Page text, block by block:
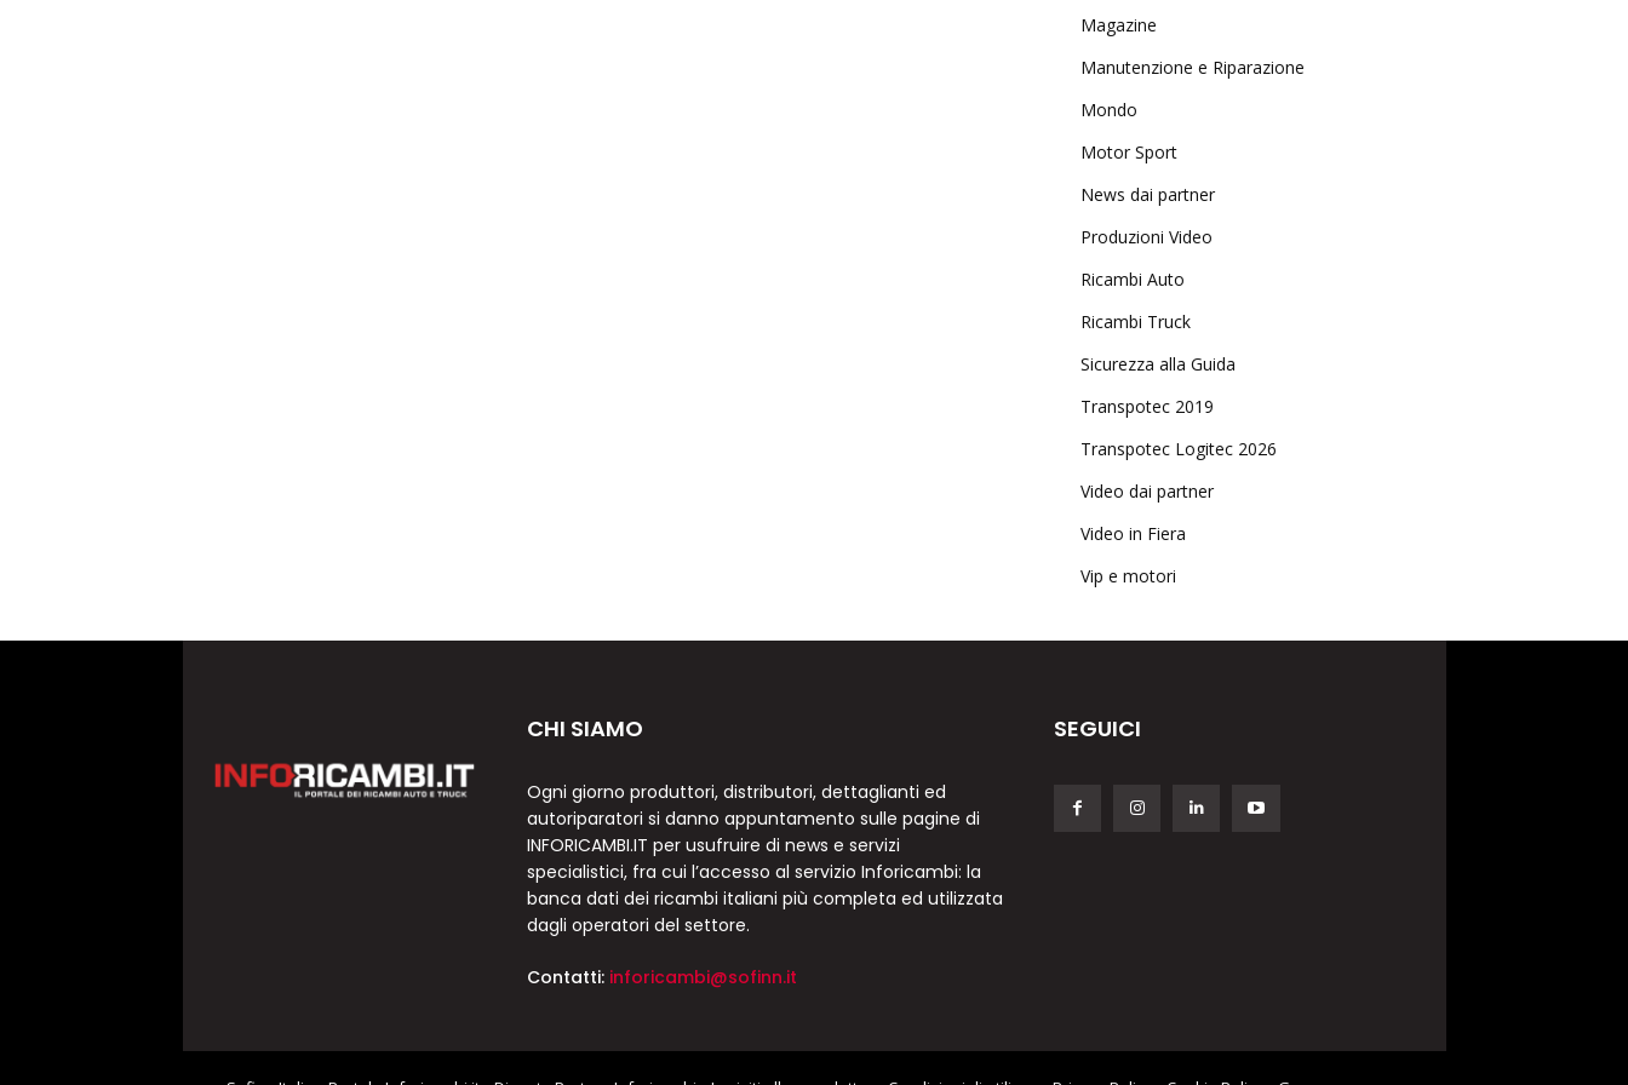
Magazine
Manutenzione e Riparazione
Mondo
Motor Sport
News dai partner
Produzioni Video
Ricambi Auto
Ricambi Truck
Sicurezza alla Guida
Transpotec 2019
Transpotec Logitec 2026
Video dai partner
Video in Fiera
Vip e motori
CHI SIAMO
Ogni giorno produttori, distributori, dettaglianti ed
autoriparatori si danno appuntamento sulle pagine di
INFORICAMBI.IT per usufruire di news e servizi
specialistici, fra cui l’accesso al servizio Inforicambi: la
banca dati dei ricambi italiani più completa ed utilizzata
dagli operatori del settore.
Contatti: inforicambi@sofinn.it
SEGUICI